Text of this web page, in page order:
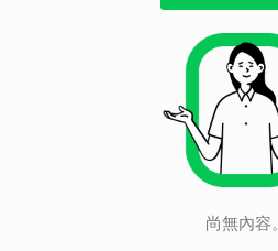
尚無內容。